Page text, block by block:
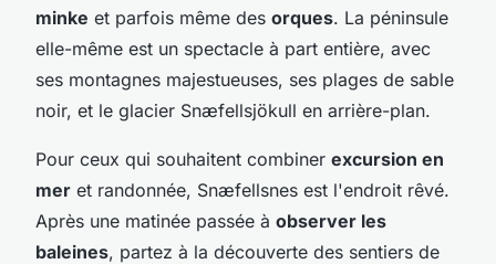
minke et parfois même des orques. La péninsule
elle-même est un spectacle à part entière, avec
ses montagnes majestueuses, ses plages de sable
noir, et le glacier Snæfellsjökull en arrière-plan.
Pour ceux qui souhaitent combiner excursion en
mer et randonnée, Snæfellsnes est l'endroit rêvé.
Après une matinée passée à observer les
baleines, partez à la découverte des sentiers de